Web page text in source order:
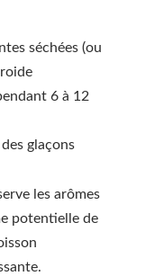
séchées (ou
6 à 12
glaçons
les arômes
potentielle de